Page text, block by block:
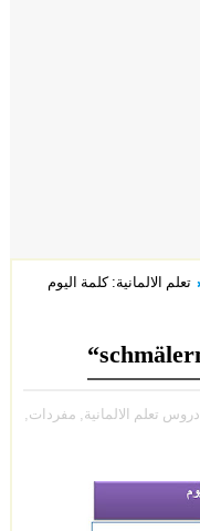
تعلم الالمانية: كلمة اليوم
دروس تعلم الالمانية, مفردات,